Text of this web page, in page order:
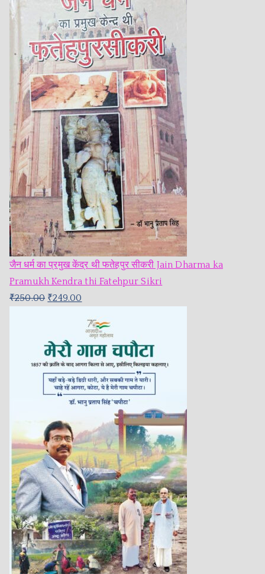
जैन धर्म का प्रमुख केंद्र थी फतेहपुर सीकरी Jain Dharma ka
Pramukh Kendra thi Fatehpur Sikri
₹250.00 ₹249.00